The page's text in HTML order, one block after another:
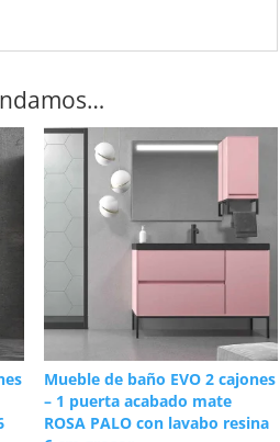
Mueble de baño EVO 2 cajones
– 1 puerta acabado mate
ROSA PALO con lavabo resina